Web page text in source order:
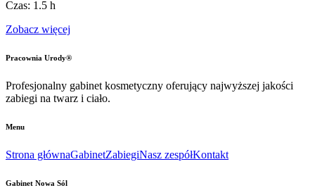
Czas: 1.5 h
Zobacz więcej
Pracownia Urody®
Profesjonalny gabinet kosmetyczny oferujący najwyższej jakości
zabiegi na twarz i ciało.
Menu
Strona głównaGabinetZabiegiNasz zespółKontakt
Gabinet Nowa Sól